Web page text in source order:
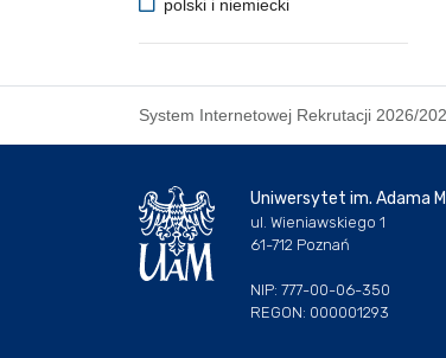
polski i niemiecki
System Internetowej Rekrutacji 2026/
Uniwersytet im. Adama
ul. Wieniawskiego 1
61-712 Poznań
NIP: 777-00-06-350
REGON: 000001293